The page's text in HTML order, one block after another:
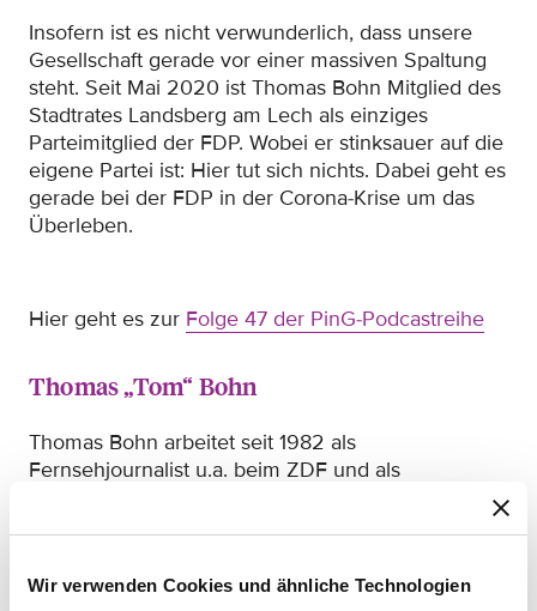
Wir verwenden Cookies und ähnliche Technologien
Insofern ist es nicht verwunderlich, dass unsere
Gesellschaft gerade vor einer massiven Spaltung
steht. Seit Mai 2020 ist Thomas Bohn Mitglied des
Stadtrates Landsberg am Lech als einziges
Parteimitglied der FDP. Wobei er stinksauer auf die
eigene Partei ist: Hier tut sich nichts. Dabei geht es
gerade bei der FDP in der Corona-Krise um das
Überleben.
Hier geht es zur Folge 47 der PinG-Podcastreihe
Thomas „Tom“ Bohn
Thomas Bohn arbeitet seit 1982 als
Fernsehjournalist u.a. beim ZDF und als
Filme, u.a. Straight Shooter, Das Kommando,